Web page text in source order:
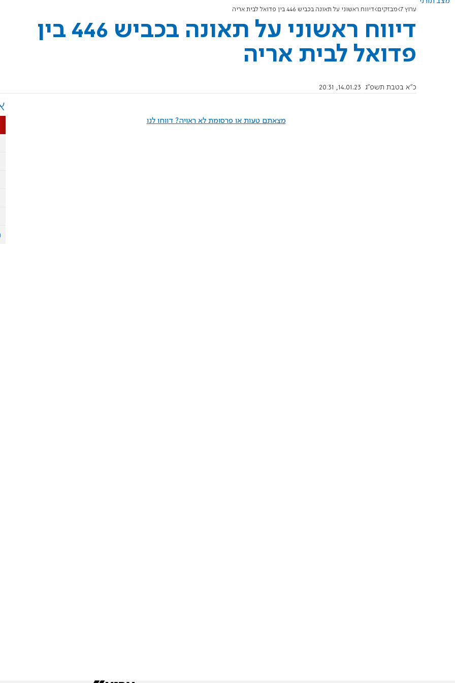
ערוץ 7 מבזקים דיווח ראשוני על תאונה בכביש 446 בין פדואל לבית אריה
דיווח ראשוני על תאונה בכביש 446 בין
פדואל לבית אריה
כ"א בטבת תשפ"ג 14.01.23, 20:31
מצאתם טעות או פרסומת לא ראויה? דווחו לנו